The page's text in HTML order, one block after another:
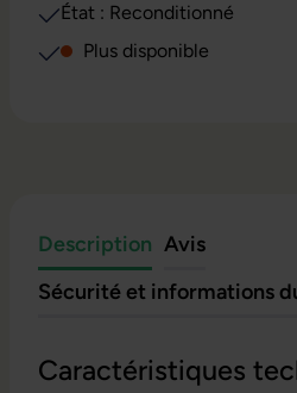
État : Reconditionné
Plus disponible
Description Avis
Sécurité et informations
Caractéristiques